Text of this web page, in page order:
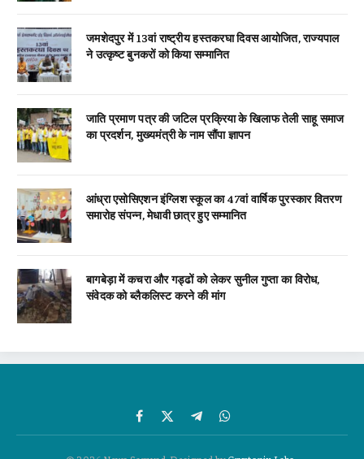
जमशेदपुर में 13वां राष्ट्रीय हस्तकरघा दिवस आयोजित, राज्यपाल
ने उत्कृष्ट बुनकरों को किया सम्मानित
जाति प्रमाण पत्र की जटिल प्रक्रिया के खिलाफ तेली साहू समाज
का प्रदर्शन, मुख्यमंत्री के नाम सौंपा ज्ञापन
आंध्रा एसोसिएशन इंग्लिश स्कूल का 47वां वार्षिक पुरस्कार वितरण
समारोह संपन्न, मेधावी छात्र हुए सम्मानित
बागबेड़ा में कचरा और गड्ढों को लेकर सुनील गुप्ता का विरोध,
संवेदक को ब्लैकलिस्ट करने की मांग
Facebook
X
(Twitter)
TelegramWhatsApp